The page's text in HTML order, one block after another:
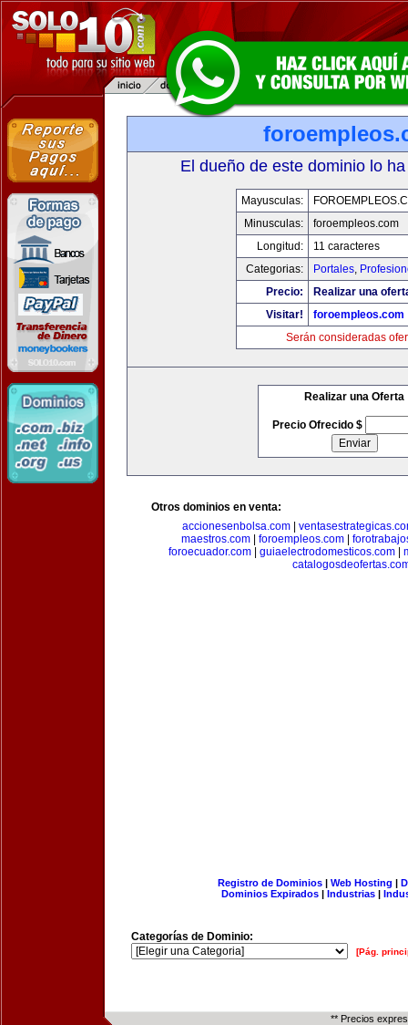
El dueño de este dominio lo
Mayusculas:
Minusculas:
foroempleos.com
Longitud:
11 caracteres
Categorias:
Portales,
Precio:
Realizar una
Visitar!
foroempleos.com
Serán consideradas
Realizar una Oferta
Precio Ofrecido $
Otros dominios en venta:
accionesenbolsa.com|
maestros.com| foroempleos.com|
foroecuador.com| guiaelectrodomesticos.com|
Registro de Dominios| Web Hosting |
Dominios Expirados | Industrias |
Categorías de Dominio:
[Pág.
** Precios